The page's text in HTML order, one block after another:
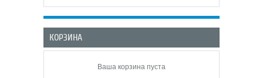
КОРЗИНА
Ваша корзина пуста